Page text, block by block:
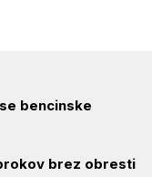
bencinske
brez obresti